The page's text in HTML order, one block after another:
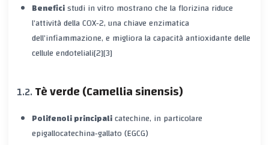
Beneficistudi in vitro mostrano che la florizina riduce
l’attività della COX‑2, una chiave enzimatica
dell’infiammazione, e migliora la capacità antioxidante delle
cellule endoteliali[2][3]
Tè verde (Camellia sinensis)
Polifenoli principalicatechine, in particolare
epigallocatechina‑gallato (EGCG)